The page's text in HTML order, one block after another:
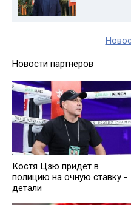
Новости партнеров
Костя Цзю придет в
полицию на очную ставку -
детали